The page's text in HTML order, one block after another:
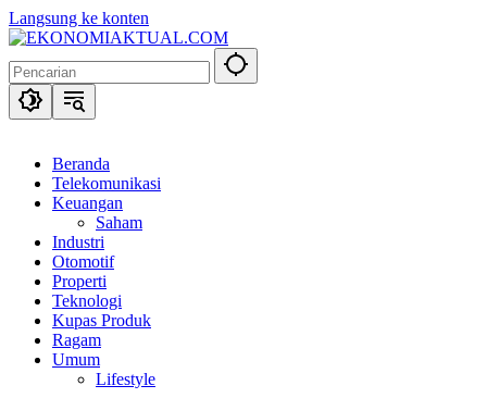
Langsung ke konten
Beranda
Telekomunikasi
Keuangan
Saham
Industri
Otomotif
Properti
Teknologi
Kupas Produk
Ragam
Umum
Lifestyle